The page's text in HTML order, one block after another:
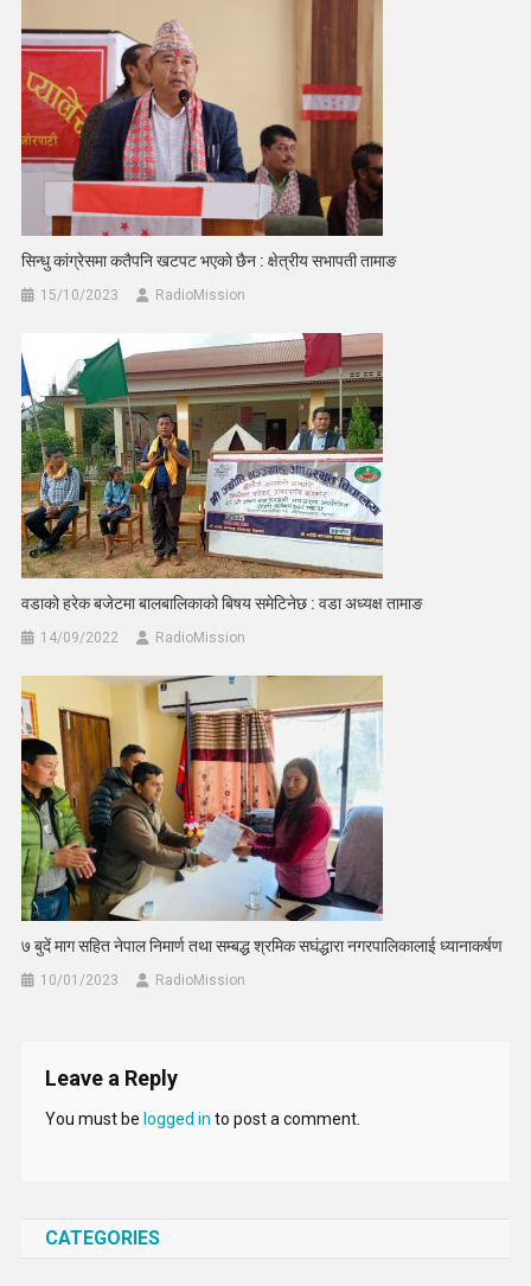
सिन्धु कांग्रेसमा कतैपनि खटपट भएकाे छैन : क्षेत्रीय सभापती तामाङ
15/10/2023 RadioMission
वडाको हरेक बजेटमा बालबालिकाको बिषय समेटिनेछ : वडा अध्यक्ष तामाङ
14/09/2022 RadioMission
७ बुदें माग सहित नेपाल निमार्ण तथा सम्बद्ध श्रमिक सघंद्धारा नगरपालिकालाई ध्यानाकर्षण
10/01/2023 RadioMission
Leave a Reply
You must be logged in to post a comment.
CATEGORIES